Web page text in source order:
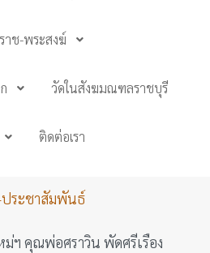
าช-พระสงฆ์
วัดในสังฆมณฑลราชบุรี
ติดต่อเรา
ประชาสัมพันธ์
ม่ฯ คุณพ่อศราวิน พัดศรีเรือง